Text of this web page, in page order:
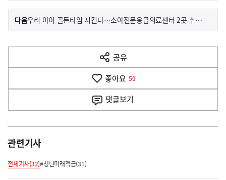
이
전
다
음
다음기
우리 아이 골든타임 지킨다…소아전문응급의료센터 2곳 추가 지정
공유
열
기
좋아요 59
댓글보기
관련기사
전체기사(32)#청년미래적금(31)